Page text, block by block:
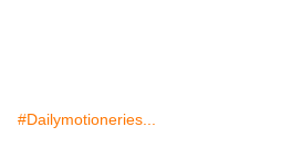
#Dailymotioneries...